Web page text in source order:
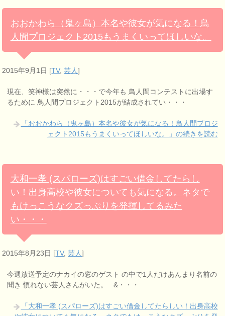
おおかわら（鬼ヶ島）本名や彼女が気になる！鳥
人間プロジェクト2015もうまくいってほしいな。
2015年9月1日 [TV,芸人]
現在、笑神様は突然に・・・で今年も 鳥人間コンテストに出場す
るために 鳥人間プロジェクト2015が結成されてい・・・
「おおかわら（鬼ヶ島）本名や彼女が気になる！鳥人間プロジ
ェクト2015もうまくいってほしいな。」の続きを読む
大和一孝 (スパローズ)はすごい借金してたらし
い！出身高校や彼女についても気になる。ネタで
もけっこうなクズっぷりを発揮してるみた
い・・・
2015年8月23日 [TV,芸人]
今週放送予定のナカイの窓のゲスト の中で1人だけあんまり名前の
聞き 慣れない芸人さんがいた。 &・・・
「大和一孝 (スパローズ)はすごい借金してたらしい！出身高校